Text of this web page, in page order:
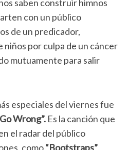
saben construir himnos
con un público
de un predicador,
niños por culpa de un cáncer
mutuamente para salir
especiales del viernes fue
Wrong”. Es la canción que
el radar del público
como“Bootstraps”,